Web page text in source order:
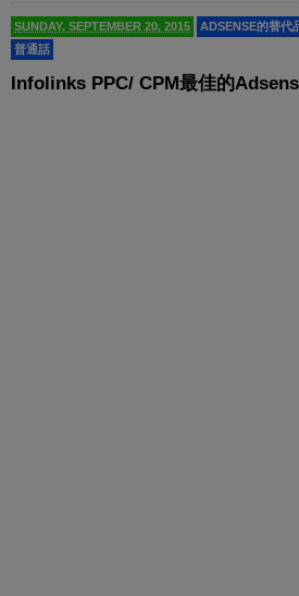
SUNDAY, SEPTEMBER 20, 2015 ADSENSE的替代
普通話
Infolinks PPC/ CPM最佳的